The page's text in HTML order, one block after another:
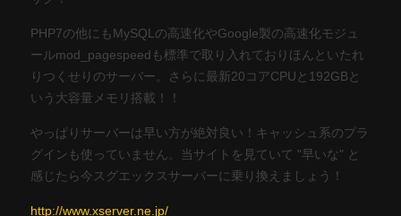
PHP7の他にもMySQLの高速化やGoogle製の高速化モジュ
ールmod_pagespeedも標準で取り入れておりほんといたれ
りつくせりのサーバー。さらに最新20コアCPUと192GBと
いう大容量メモリ搭載！！
やっぱりサーバーは早い方が絶対良い！キャッシュ系のプラ
グインも使っていません。当サイトを見ていて "早いな" と
感じたら今スグエックスサーバーに乗り換えましょう！
http://www.xserver.ne.jp/